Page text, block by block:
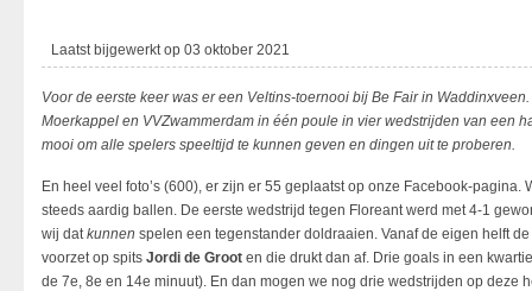
Laatst bijgewerkt op 03 oktober 2021
Voor de eerste keer was er een Veltins-toernooi bij Be Fair in
Moerkappel en VVZwammerdam in één poule in vier wedstrijden van een
mooi om alle spelers speeltijd te kunnen geven en dingen uit te proberen.
En heel veel foto’s (600), er zijn er 55 geplaatst op onze Facebook-
steeds aardig ballen. De eerste wedstrijd tegen Floreant werd met 4-1
wij datkunnen spelen een tegenstander doldraaien. Vanaf de eigen helft
voorzet op spits Jordi de Groot en die drukt dan af. Drie goals in een
de 7e, 8e en 14e minuut). En dan mogen we nog drie wedstrijden op deze